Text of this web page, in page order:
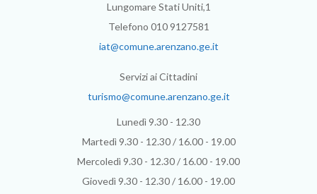
Lungomare Stati Uniti,1
Telefono 010 9127581
iat@comune.arenzano.ge.it
Servizi ai Cittadini
turismo@comune.arenzano.ge.it
Lunedì 9.30 - 12.30
Martedì 9.30 - 12.30 / 16.00 - 19.00
Mercoledì 9.30 - 12.30 / 16.00 - 19.00
Giovedì 9.30 - 12.30 / 16.00 - 19.00